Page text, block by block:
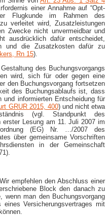
einer Annahme auf “Opt-​
Flugkunde im Rahmen des
verleitet wird, Zusatzleistungen
Zwecke nicht unvermeidbar und
ausdrücklich dafür entscheidet,
und die Zusatzkosten dafür zu
Rn 15).
des Buchungsvorgangs
wird, sich für oder gegen eine
den Buchungsvorgang fortsetzen
des Buchungsablaufs ist, dass
und informierten Entscheidung für
GRUR 2015, 400) und nicht etwa
(vgl. Standpunkt des
Lesung am 11. Juli 2007 im
(EG) Nr. …/2007 des
über gemeinsame Vorschriften
in der Gemeinschaft
empfehlen den Abschluss einer
Block den danach zu
wenn man den Buchungsvorgang
Versicherungsvertrages mit